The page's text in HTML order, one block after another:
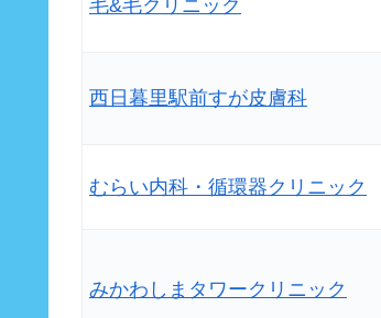
毛&毛クリニック
西日暮里駅前すが皮膚科
むらい内科・循環器クリニック
みかわしまタワークリニック